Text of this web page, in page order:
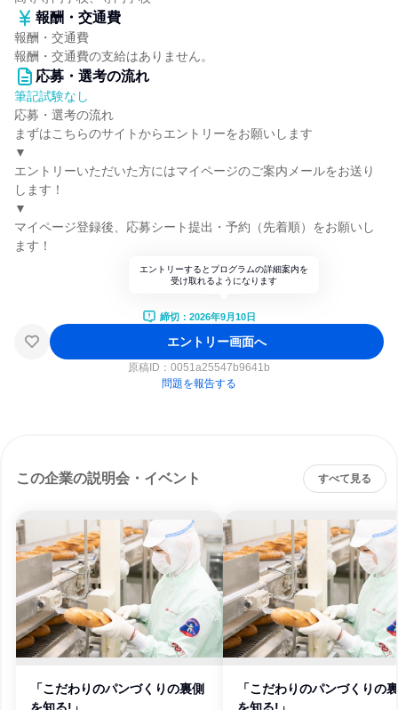
報酬・交通費
報酬・交通費
報酬・交通費の支給はありません。
応募・選考の流れ
筆記試験なし
応募・選考の流れ
まずはこちらのサイトからエントリーをお願いします
▼
エントリーいただいた方にはマイページのご案内メールをお送り
します！
▼
マイページ登録後、応募シート提出・予約（先着順）をお願いし
ます！
エントリーするとプログラムの詳細案内を
受け取れるようになります
締切：2026年9月10日
エントリー画面へ
原稿ID： 0051a25547b9641b
問題を報告する
この企業の説明会・イベント すべて見る
「こだわりのパンづくりの裏側
「こだわりのパンづくりの